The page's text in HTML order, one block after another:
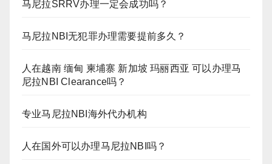
马尼拉SRRV办理一定会成功吗？
马尼拉NBI无犯罪办理需要提前多久？
人在越南 缅甸 柬埔寨 新加坡 玛丽西亚 可以办理马
尼拉NBI Clearance吗？
专业马尼拉NBI海外代办机构
人在国外可以办理马尼拉NBI吗？